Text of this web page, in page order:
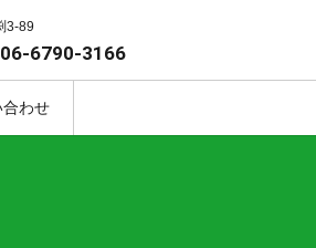
3-89
6790-3166
合わせ